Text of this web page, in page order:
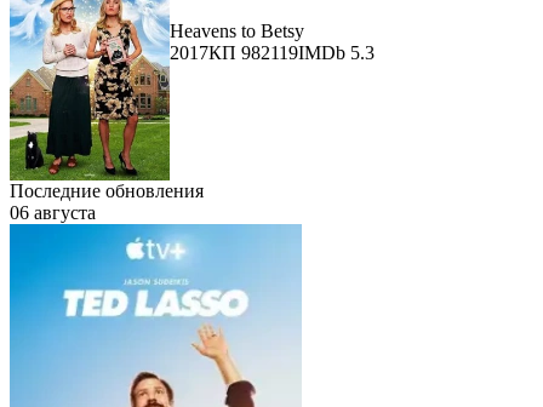
Heavens to Betsy
2017КП 982119IMDb 5.3
Последние обновления
06 августа